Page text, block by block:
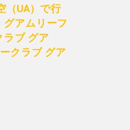
（UA）で行
グアムリーフ
ブ グア
クラブ グア